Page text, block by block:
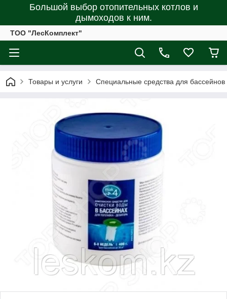
Большой выбор отопительных котлов и
дымоходов к ним.
ТОО "ЛесКомплект"
Товары и услуги Специальные средства для бассейнов